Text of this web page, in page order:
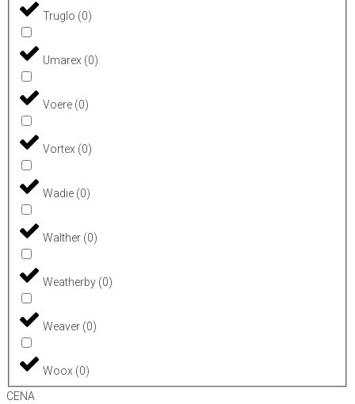
Truglo (0)
Umarex (0)
Voere (0)
Vortex (0)
Wadie (0)
Walther (0)
Weatherby (0)
Weaver (0)
Woox (0)
CENA